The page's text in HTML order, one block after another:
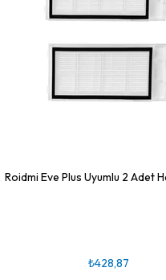
Roidmi Eve Plus Uyumlu 2 Adet
₺428,87